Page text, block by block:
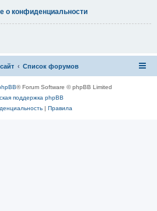
о конфиденциальности
Список форумов
® Forum Software © phpBB Limited
поддержка phpBB
| Правила